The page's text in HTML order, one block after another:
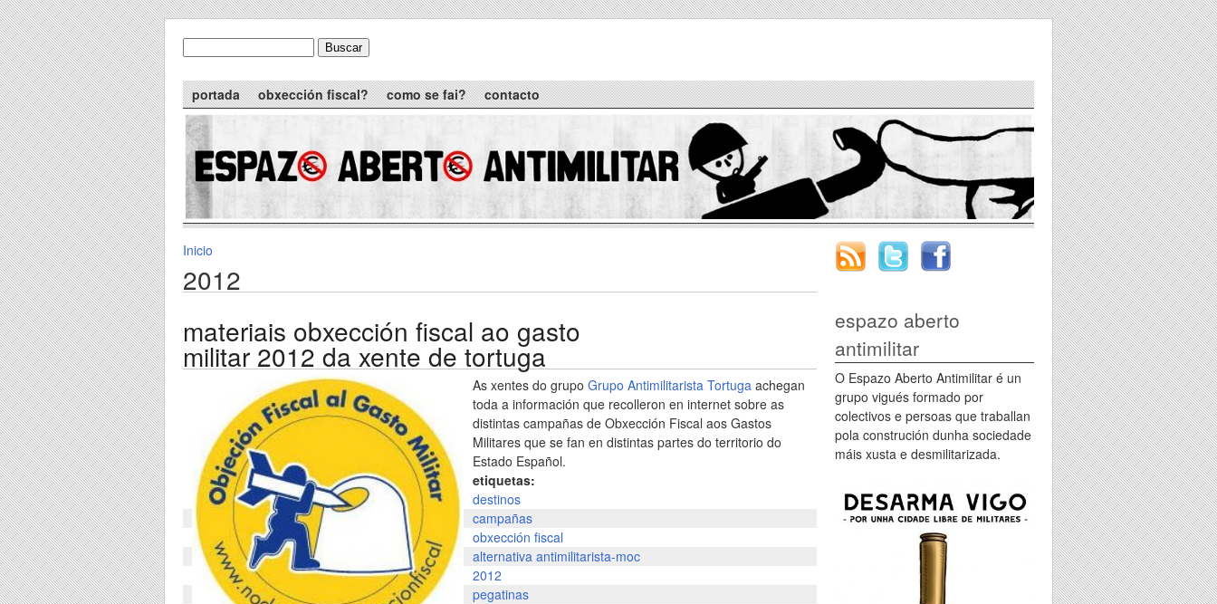
Skip to main content
formulario de busca
Main menu
portada obxección fiscal? como se fai? contacto
You are here
Inicio
2012
materiais obxección fiscal ao gasto
militar 2012 da xente de tortuga
As xentes do grupo Grupo Antimilitarista Tortuga achegan
toda a información que recolleron en internet sobre as
distintas campañas de Obxección Fiscal aos Gastos
Militares que se fan en distintas partes do territorio do
Estado Español.
etiquetas:
destinos
campañas
obxección fiscal
alternativa antimilitarista-moc
2012
pegatinas
espazo aberto
antimilitar
O Espazo Aberto Antimilitar é un
grupo vigués formado por
colectivos e persoas que traballan
pola construción dunha sociedade
máis xusta e desmilitarizada.